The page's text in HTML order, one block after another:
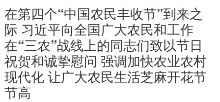
在第四个“中国农民丰收节”到来之
际 习近平向全国广大农民和工作
在“三农”战线上的同志们致以节日
祝贺和诚挚慰问 强调加快农业农村
现代化 让广大农民生活芝麻开花节
节高